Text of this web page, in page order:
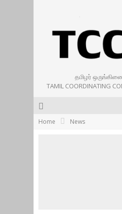
தமிழர்
TAMIL COORDINATING
Home News